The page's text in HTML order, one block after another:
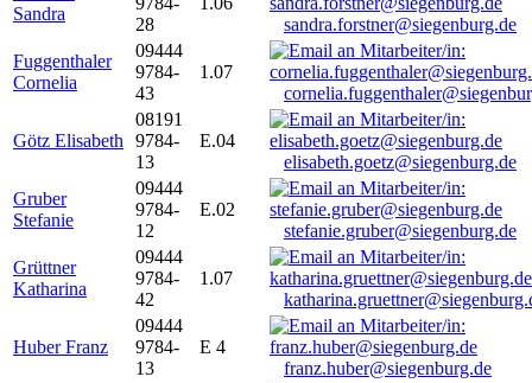
Sandra
28
sandra.forstner@siegenburg.de
Fuggenthaler
Cornelia
09444
9784-
43
1.07
Götz Elisabeth
08191
9784-
13
E.04
elisabeth.goetz@siegenburg.de
Gruber
Stefanie
09444
9784-
12
E.02
stefanie.gruber@siegenburg.de
Grüttner
Katharina
09444
9784-
42
1.07
Huber Franz
09444
9784-
13
E 4
franz.huber@siegenburg.de